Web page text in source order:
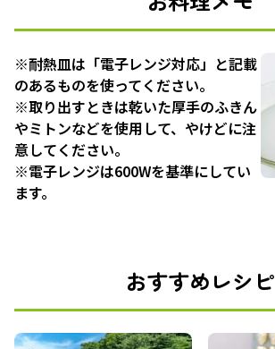
※耐熱皿は「電子レンジ対応」と記載
のあるものを使ってください。
※取り出すときは乾いた厚手のふきん
やミトンなどを使用して、やけどに注
意してください。
※電子レンジは600Wを基準にしてい
ます。
おすすめレシピ